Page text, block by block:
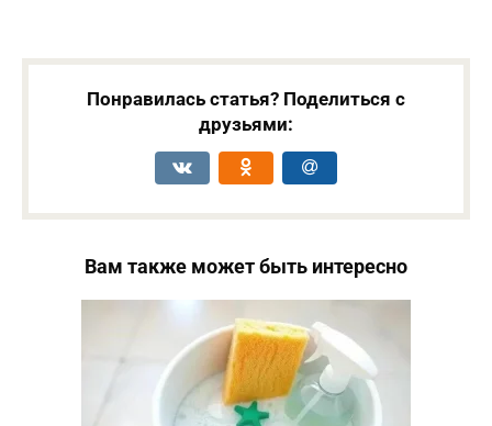
Понравилась статья? Поделиться с
друзьями:
Вам также может быть интересно